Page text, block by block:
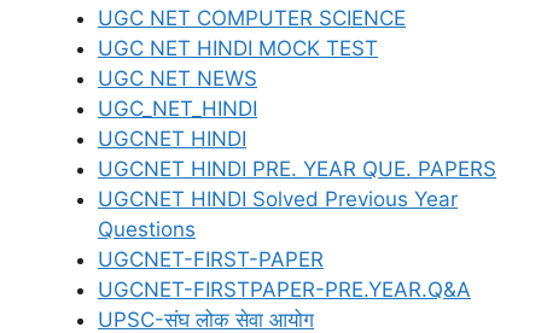
UGC NET COMPUTER SCIENCE
UGC NET HINDI MOCK TEST
UGC NET NEWS
UGC_NET_HINDI
UGCNET HINDI
UGCNET HINDI PRE. YEAR QUE. PAPERS
UGCNET HINDI Solved Previous Year
Questions
UGCNET-FIRST-PAPER
UGCNET-FIRSTPAPER-PRE.YEAR.Q&A
UPSC-संघ लोक सेवा आयोग